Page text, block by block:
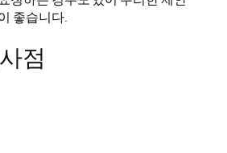
좋습니다.
점